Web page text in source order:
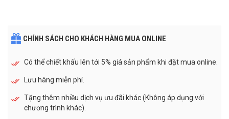
CHÍNH SÁCH CHO KHÁCH HÀNG MUA ONLINE
Có thể chiết khấu lên tới 5% giá sản phẩm khi đặt mua online.
Lưu hàng miễn phí.
Tặng thêm nhiều dịch vụ ưu đãi khác (Không áp dụng với
chương trình khác).